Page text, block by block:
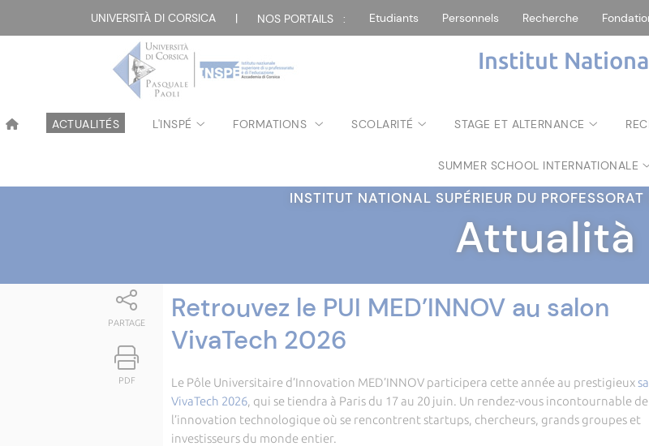
UNIVERSITÀ DI CORSICA | NOS PORTAILS : Etudiants Personnels Recherche
Institut
ACTUALITÉS L'INSPÉ FORMATIONS SCOLARITÉ STAGE ET ALTERNANCE
SUMMER SCHOOL INTERNATIONALE
INSTITUT NATIONAL SUPÉRIEUR DU
Attualità
PARTAGE
PDF
Retrouvez le PUI MED’INNOV au salon
VivaTech 2026
Le Pôle Universitaire d’Innovation MED’INNOV participera cette année au prestigieux
VivaTech 2026, qui se tiendra à Paris du 17 au 20 juin. Un rendez-vous incontournable de
l’innovation technologique où se rencontrent startups, chercheurs, grands groupes et
investisseurs du monde entier.